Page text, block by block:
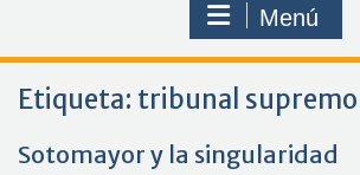
Menú
Etiqueta: tribunal supremo
Sotomayor y la singularidad